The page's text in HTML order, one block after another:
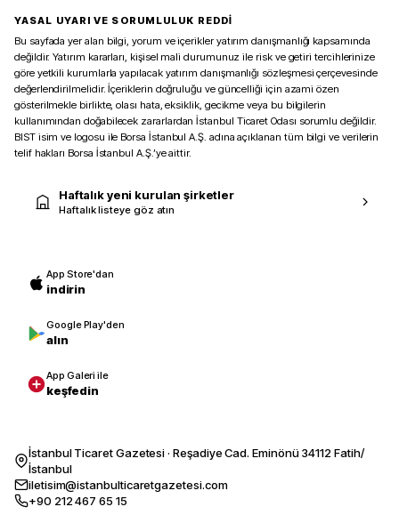
YASAL UYARI VE SORUMLULUK REDDİ
Bu sayfada yer alan bilgi, yorum ve içerikler yatırım danışmanlığı kapsamında
değildir. Yatırım kararları, kişisel mali durumunuz ile risk ve getiri tercihlerinize
göre yetkili kurumlarla yapılacak yatırım danışmanlığı sözleşmesi çerçevesinde
değerlendirilmelidir. İçeriklerin doğruluğu ve güncelliği için azami özen
gösterilmekle birlikte, olası hata, eksiklik, gecikme veya bu bilgilerin
kullanımından doğabilecek zararlardan İstanbul Ticaret Odası sorumlu değildir.
BIST isim ve logosu ile Borsa İstanbul A.Ş. adına açıklanan tüm bilgi ve verilerin
telif hakları Borsa İstanbul A.Ş.’ye aittir.
Haftalık yeni kurulan şirketler
Haftalık listeye göz atın
App Store'dan
indirin
Google Play'den
alın
App Galeri ile
keşfedin
İstanbul Ticaret Gazetesi · Reşadiye Cad. Eminönü 34112 Fatih/
İstanbul
iletisim@istanbulticaretgazetesi.com
+90 212 467 65 15